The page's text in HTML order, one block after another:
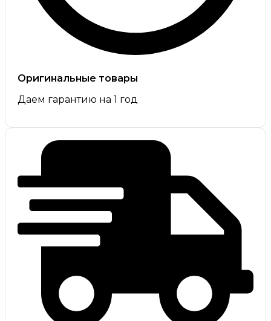
Оригинальные товары
Даем гарантию на 1 год